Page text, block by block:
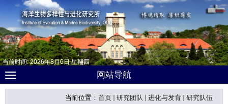
网站导航
当前时间:2026年8月6日星期四
当前位置： 首页 研究团队 进化与发育 研究队伍